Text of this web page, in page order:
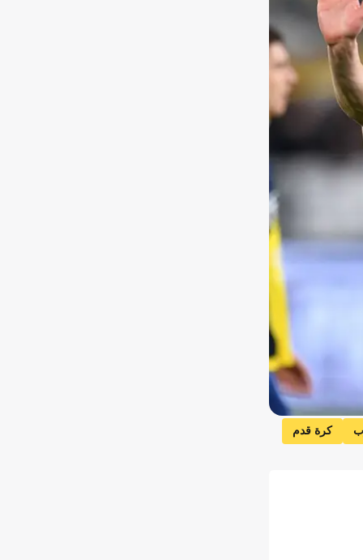
كرة قدم